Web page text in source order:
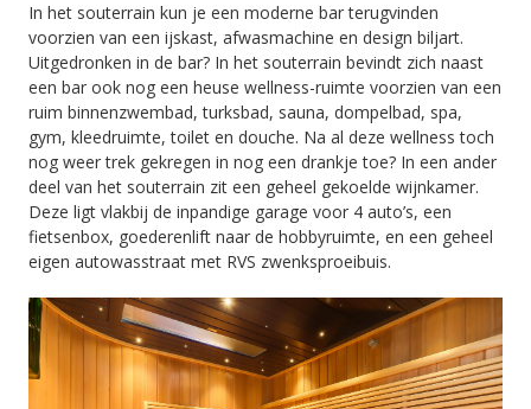
In het souterrain kun je een moderne bar terugvinden
voorzien van een ijskast, afwasmachine en design biljart.
Uitgedronken in de bar? In het souterrain bevindt zich naast
een bar ook nog een heuse wellness-ruimte voorzien van een
ruim binnenzwembad, turksbad, sauna, dompelbad, spa,
gym, kleedruimte, toilet en douche. Na al deze wellness toch
nog weer trek gekregen in nog een drankje toe? In een ander
deel van het souterrain zit een geheel gekoelde wijnkamer.
Deze ligt vlakbij de inpandige garage voor 4 auto’s, een
fietsenbox, goederenlift naar de hobbyruimte, en een geheel
eigen autowasstraat met RVS zwenksproeibuis.